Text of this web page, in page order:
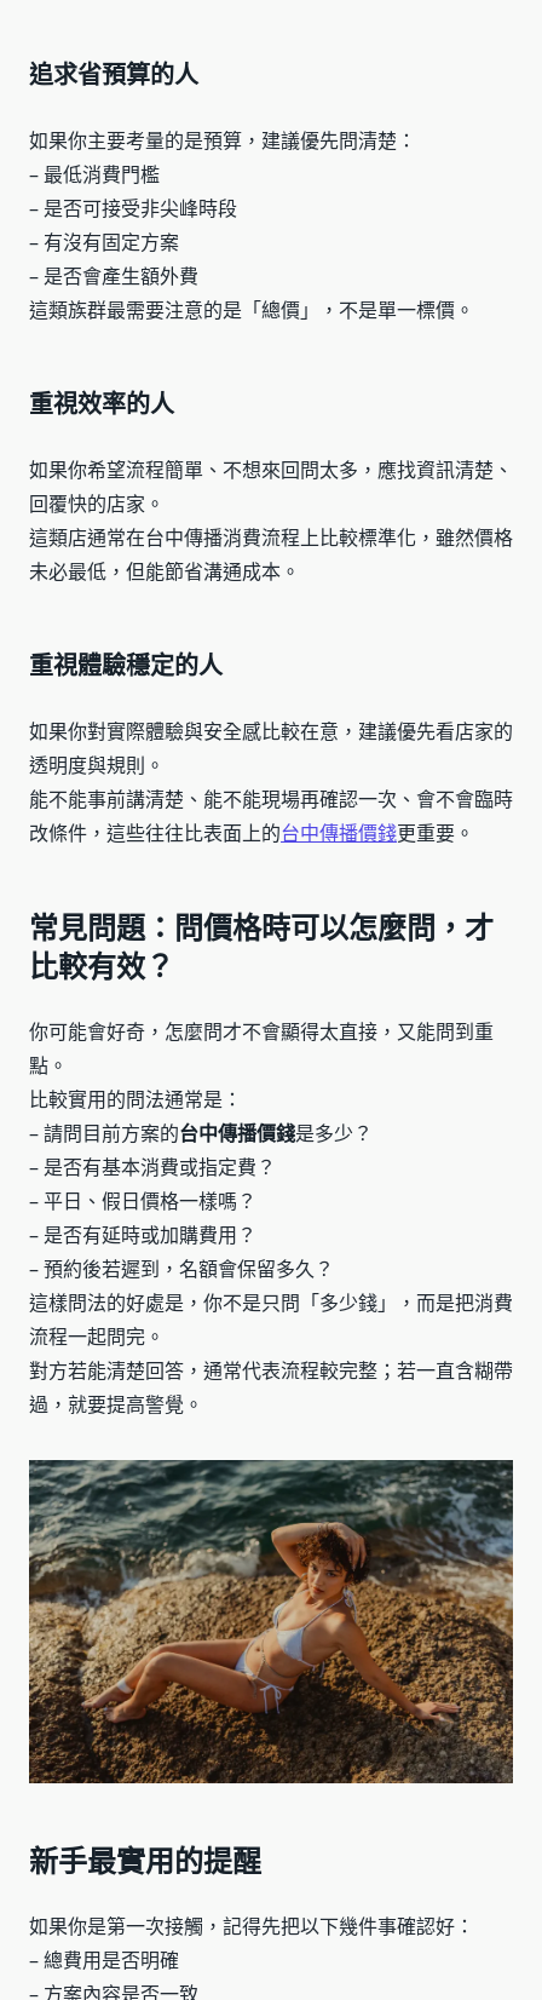
追求省預算的人
如果你主要考量的是預算，建議優先問清楚：
– 最低消費門檻
– 是否可接受非尖峰時段
– 有沒有固定方案
– 是否會產生額外費
這類族群最需要注意的是「總價」，不是單一標價。
重視效率的人
如果你希望流程簡單、不想來回問太多，應找資訊清楚、
回覆快的店家。
這類店通常在台中傳播消費流程上比較標準化，雖然價格
未必最低，但能節省溝通成本。
重視體驗穩定的人
如果你對實際體驗與安全感比較在意，建議優先看店家的
透明度與規則。
能不能事前講清楚、能不能現場再確認一次、會不會臨時
改條件，這些往往比表面上的台中傳播價錢更重要。
常見問題：問價格時可以怎麼問，才
比較有效？
你可能會好奇，怎麼問才不會顯得太直接，又能問到重
點。
比較實用的問法通常是：
– 請問目前方案的台中傳播價錢是多少？
– 是否有基本消費或指定費？
– 平日、假日價格一樣嗎？
– 是否有延時或加購費用？
– 預約後若遲到，名額會保留多久？
這樣問法的好處是，你不是只問「多少錢」，而是把消費
流程一起問完。
對方若能清楚回答，通常代表流程較完整；若一直含糊帶
過，就要提高警覺。
新手最實用的提醒
如果你是第一次接觸，記得先把以下幾件事確認好：
– 總費用是否明確
– 方案內容是否一致